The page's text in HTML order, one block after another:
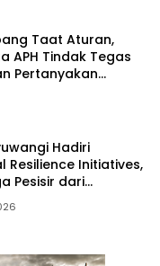
Taat Aturan,
APH Tindak Tegas
Pertanyakan
Hadiri
Resilience Initiatives,
Pesisir dari